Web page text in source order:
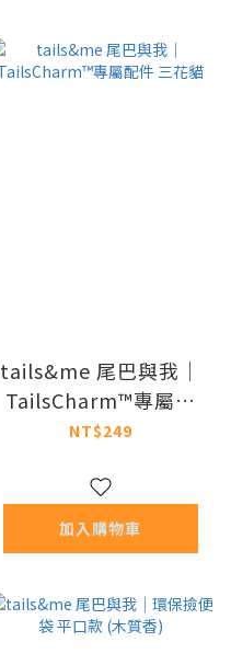
tails&me 尾巴與我｜
TailsCharm™專屬配
件 三花貓
NT$249
加入購物車